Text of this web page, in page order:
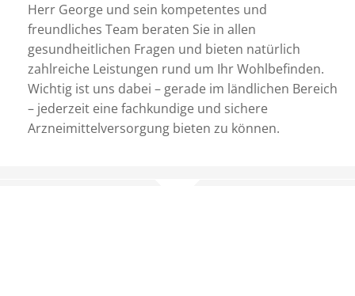
Herr George und sein kompetentes und
freundliches Team beraten Sie in allen
gesundheitlichen Fragen und bieten natürlich
zahlreiche Leistungen rund um Ihr Wohlbefinden.
Wichtig ist uns dabei – gerade im ländlichen Bereich
– jederzeit eine fachkundige und sichere
Arzneimittelversorgung bieten zu können.